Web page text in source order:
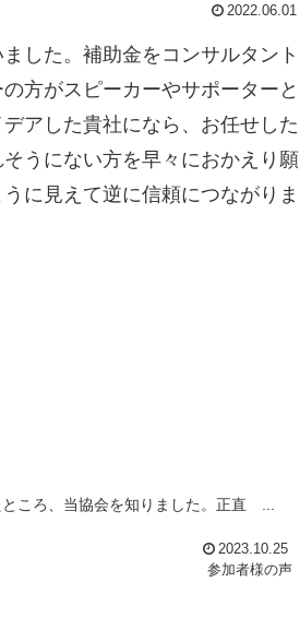
2022.06.01
した。補助金をコンサルタント
方がスピーカーやサポーターと
アした貴社になら、お任せした
うにない方を早々におかえり願
に見えて逆に信頼につながりま
ころ、当協会を知りました。正直 ...
2023.10.25
参加者様の声